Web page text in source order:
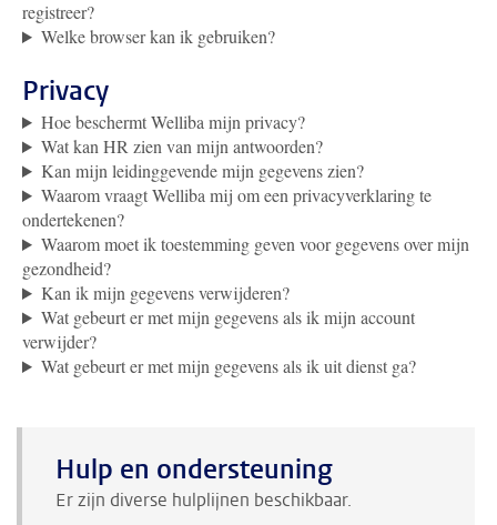
registreer?
Welke browser kan ik gebruiken?
Privacy
Hoe beschermt Welliba mijn privacy?
Wat kan HR zien van mijn antwoorden?
Kan mijn leidinggevende mijn gegevens zien?
Waarom vraagt Welliba mij om een privacyverklaring te
ondertekenen?
Waarom moet ik toestemming geven voor gegevens over mijn
gezondheid?
Kan ik mijn gegevens verwijderen?
Wat gebeurt er met mijn gegevens als ik mijn account
verwijder?
Wat gebeurt er met mijn gegevens als ik uit dienst ga?
Hulp en ondersteuning
Er zijn diverse hulplijnen beschikbaar.